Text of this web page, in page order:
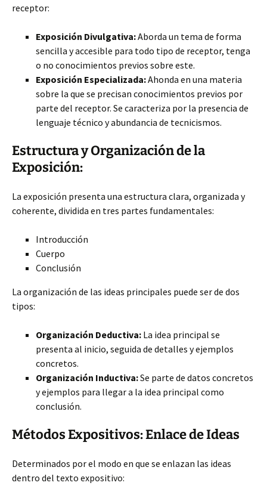
receptor:
Exposición Divulgativa:Aborda un tema de forma
sencilla y accesible para todo tipo de receptor, tenga
o no conocimientos previos sobre este.
Exposición Especializada:Ahonda en una materia
sobre la que se precisan conocimientos previos por
parte del receptor. Se caracteriza por la presencia de
lenguaje técnico y abundancia de tecnicismos.
Estructura y Organización de la
Exposición:
La exposición presenta una estructura clara, organizada y
coherente, dividida en tres partes fundamentales:
Introducción
Cuerpo
Conclusión
La organización de las ideas principales puede ser de dos
tipos:
Organización Deductiva: La idea principal se
presenta al inicio, seguida de detalles y ejemplos
concretos.
Organización Inductiva:Se parte de datos concretos
y ejemplos para llegar a la idea principal como
conclusión.
Métodos Expositivos: Enlace de Ideas
Determinados por el modo en que se enlazan las ideas
dentro del texto expositivo: